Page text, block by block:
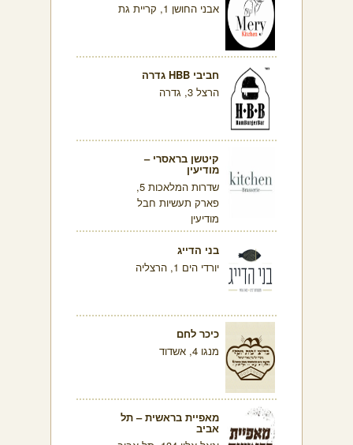
אבני החושן 1, קריית גת
חביבי HBB גדרה
הרצל 3, גדרה
קיטשן בראסרי –
מודיעין
שדרות המלאכות 5,
פארק תעשיות חבל
מודיעין
בני הדייג
יורדי הים 1, הרצליה
כיכר לחם
מנגו 4, אשדוד
מאפיית בראשית – תל
אביב